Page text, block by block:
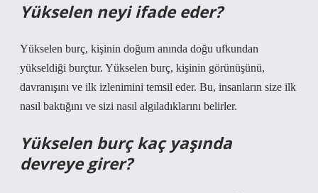
Yükselen neyi ifade eder?
Yükselen burç, kişinin doğum anında doğu ufkundan
yükseldiği burçtur. Yükselen burç, kişinin görünüşünü,
davranışını ve ilk izlenimini temsil eder. Bu, insanların size ilk
nasıl baktığını ve sizi nasıl algıladıklarını belirler.
Yükselen burç kaç yaşında
devreye girer?